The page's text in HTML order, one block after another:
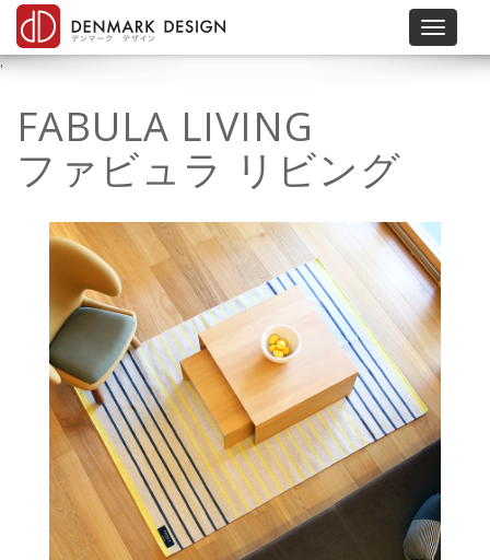
Toggle
'
FABULA LIVING
ファビュラ リビング